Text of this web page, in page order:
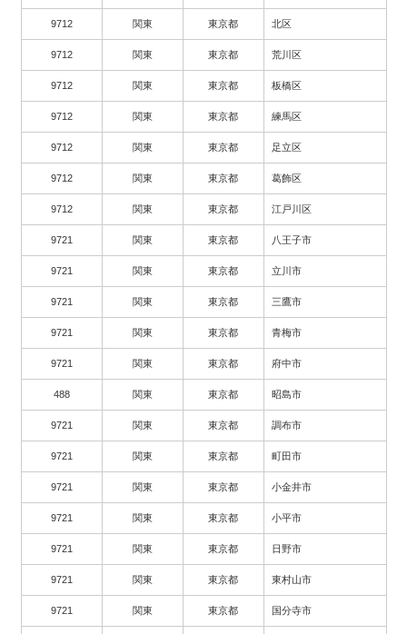
9712 関東 東京都 北区
9712 関東 東京都 荒川区
9712 関東 東京都 板橋区
9712 関東 東京都 練馬区
9712 関東 東京都 足立区
9712 関東 東京都 葛飾区
9712 関東 東京都 江戸川区
9721 関東 東京都 八王子市
9721 関東 東京都 立川市
9721 関東 東京都 三鷹市
9721 関東 東京都 青梅市
9721 関東 東京都 府中市
488 関東 東京都 昭島市
9721 関東 東京都 調布市
9721 関東 東京都 町田市
9721 関東 東京都 小金井市
9721 関東 東京都 小平市
9721 関東 東京都 日野市
9721 関東 東京都 東村山市
9721 関東 東京都 国分寺市